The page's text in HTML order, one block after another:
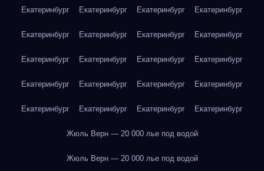
Екатеринбург Екатеринбург Екатеринбург Екатеринбург
Екатеринбург Екатеринбург Екатеринбург Екатеринбург
Екатеринбург Екатеринбург Екатеринбург Екатеринбург
Екатеринбург Екатеринбург Екатеринбург Екатеринбург
Екатеринбург Екатеринбург Екатеринбург Екатеринбург
Жюль Верн — 20 000 лье под водой
Жюль Верн — 20 000 лье под водой